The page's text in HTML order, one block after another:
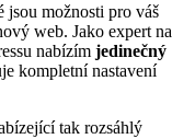
jsou možnosti pro váš
web. Jako expert na
nabízím jedinečný
kompletní nastavení
tak rozsáhlý